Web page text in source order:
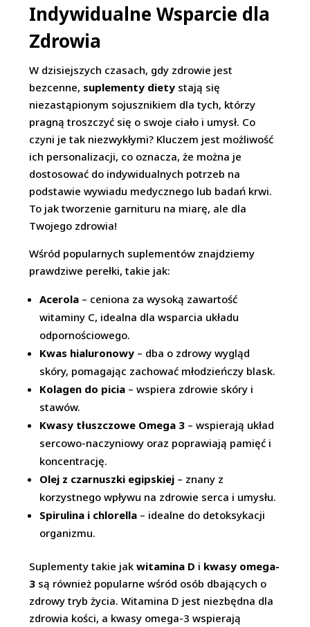
Indywidualne Wsparcie dla
Zdrowia
W dzisiejszych czasach, gdy zdrowie jest
bezcenne, suplementy diety stają się
niezastąpionym sojusznikiem dla tych, którzy
pragną troszczyć się o swoje ciało i umysł. Co
czyni je tak niezwykłymi? Kluczem jest możliwość
ich personalizacji, co oznacza, że można je
dostosować do indywidualnych potrzeb na
podstawie wywiadu medycznego lub badań krwi.
To jak tworzenie garnituru na miarę, ale dla
Twojego zdrowia!
Wśród popularnych suplementów znajdziemy
prawdziwe perełki, takie jak:
Acerola – ceniona za wysoką zawartość
witaminy C, idealna dla wsparcia układu
odpornościowego.
Kwas hialuronowy – dba o zdrowy wygląd
skóry, pomagając zachować młodzieńczy blask.
Kolagen do picia – wspiera zdrowie skóry i
stawów.
Kwasy tłuszczowe Omega 3 – wspierają układ
sercowo-naczyniowy oraz poprawiają pamięć i
koncentrację.
Olej z czarnuszki egipskiej – znany z
korzystnego wpływu na zdrowie serca i umysłu.
Spirulina i chlorella – idealne do detoksykacji
organizmu.
Suplementy takie jakwitamina D i kwasy omega-
3 są również popularne wśród osób dbających o
zdrowy tryb życia. Witamina D jest niezbędna dla
zdrowia kości, a kwasy omega-3 wspierają